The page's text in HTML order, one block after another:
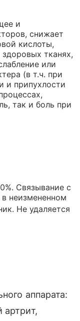
и
снижает
кислоты,
тканях,
или
(в т.ч. при
и припухлости
так и боль при
Связывание с
неизмененном
Не удаляется
аппарата:
артрит,